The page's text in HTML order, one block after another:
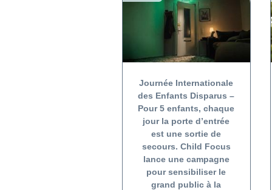
Journée Internationale
des Enfants Disparus –
Pour 5 enfants, chaque
jour la porte d’entrée
est une sortie de
secours. Child Focus
lance une campagne
pour sensibiliser le
grand public à la